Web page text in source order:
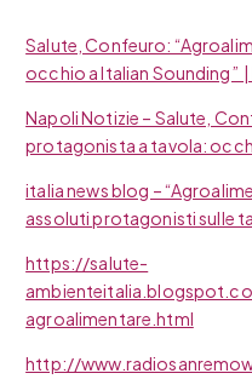
Salute, Confeuro:
occhio a Italian Sounding”
Napoli Notizie – Salute,
protagonista a tavola:
italia news blog –
assoluti protagonisti sulle
https://salute-
agroalimentare.html
http://